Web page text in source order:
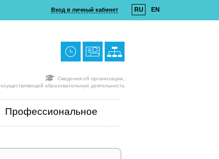
Вход в личный кабинет RU EN
Сведения об организации,
осуществляющей образовательную деятельность
Профессиональное